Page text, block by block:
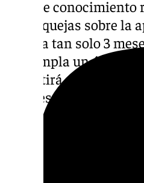
falta de
había quejas sobre
junio, a tan solo 3
contempla un único
permitirá elegir entre
bloques», han